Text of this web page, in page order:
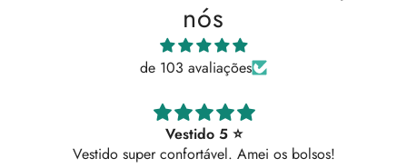
nós
de 103 avaliações
Vestido 5 ⭐
Vestido super confortável. Amei os bolsos!